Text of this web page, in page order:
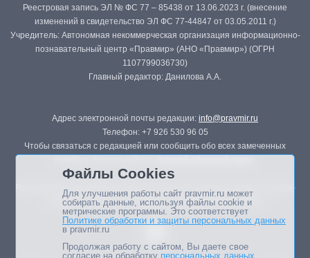
Реестровая запись ЭЛ № ФС 77 – 85438 от 13.06.2023 г. (внесение
изменений в свидетельство ЭЛ ФС 77-44847 от 03.05.2011 г.)
Учредитель: Автономная некоммерческая организация информационно-
познавательный центр «Правмир» (АНО «Правмир») (ОГРН
1107799036730)
Главный редактор: Данилова А.А.
Адрес электронной почты редакции: info@pravmir.ru
Телефон: +7 926 530 96 05
Чтобы связаться с редакцией или сообщить обо всех замеченных
Републикация материалов сайта в печатных изданиях (книгах, прессе)
возможна только с письменного разрешения редакции.
Файлы Cookies
Для улучшения работы сайт pravmir.ru может
собирать данные, используя файлы cookie и
метрические программы. Это соответствует
Политике обработки и защиты персональных данных
в pravmir.ru
Продолжая работу с сайтом, Вы даете свое
согласие на обработку персональных данных